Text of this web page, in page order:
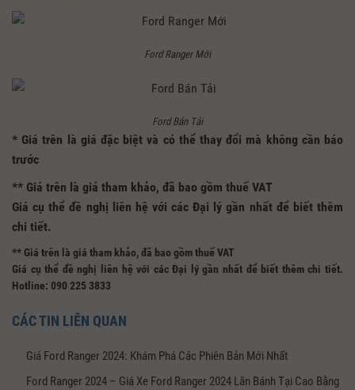
Ford Ranger Mới
Ford Bán Tải
* Giá trên là giá đặc biệt và có thể thay đổi mà không cần báo
trước
** Giá trên là giá tham khảo, đã bao gồm thuế VAT
Giá cụ thể đề nghị liên hệ với các Đại lý gần nhất để biết thêm
chi tiết.
** Giá trên là giá tham khảo, đã bao gồm thuế VAT
Giá cụ thể đề nghị liên hệ với các Đại lý gần nhất để biết thêm chi tiết.
Hotline: 090 225 3833
CÁC TIN LIÊN QUAN
Giá Ford Ranger 2024: Khám Phá Các Phiên Bản Mới Nhất
Ford Ranger 2024 – Giá Xe Ford Ranger 2024 Lăn Bánh Tại Cao Bằng